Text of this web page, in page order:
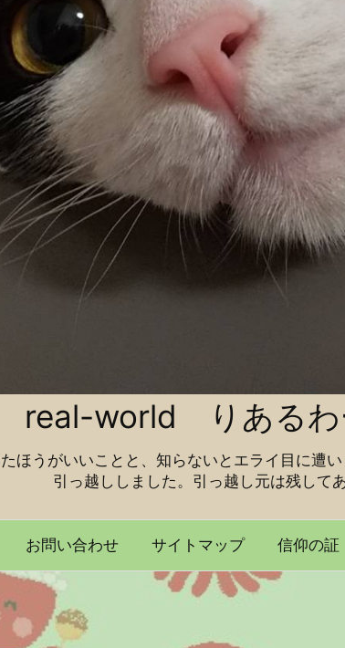
real-world りあるわ
ほうがいいことと、知らないとエライ目に遭
引っ越ししました。引っ越し元は残してあ
お問い合わせ サイトマップ 信仰の証